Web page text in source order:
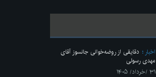
اخبار
دقایقی از روضه‌خوانی جانسوز آقای
مهدی رسولی
۳۱ /خرداد/ ۱۴۰۵